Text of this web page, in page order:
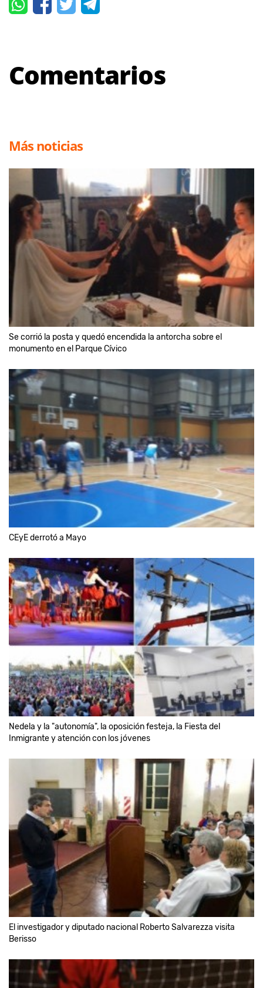
Comentarios
Más noticias
Se corrió la posta y quedó encendida la antorcha sobre el
monumento en el Parque Cívico
CEyE derrotó a Mayo
Nedela y la "autonomía", la oposición festeja, la Fiesta del
Inmigrante y atención con los jóvenes
El investigador y diputado nacional Roberto Salvarezza visita
Berisso